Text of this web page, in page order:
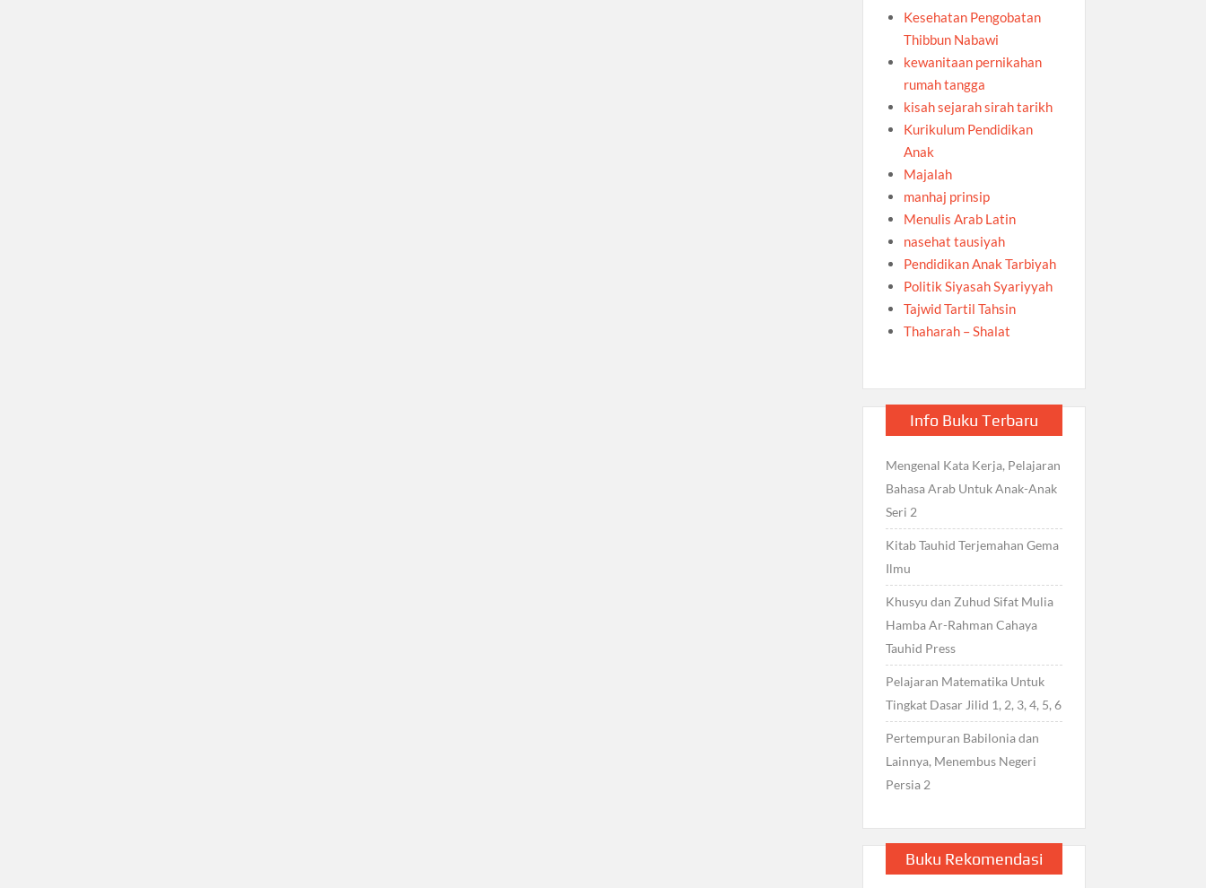
Kesehatan Pengobatan
Thibbun Nabawi
kewanitaan pernikahan
rumah tangga
kisah sejarah sirah tarikh
Kurikulum Pendidikan
Anak
Majalah
manhaj prinsip
Menulis Arab Latin
nasehat tausiyah
Pendidikan Anak Tarbiyah
Politik Siyasah Syariyyah
Tajwid Tartil Tahsin
Thaharah – Shalat
Info Buku Terbaru
Mengenal Kata Kerja, Pelajaran
Bahasa Arab Untuk Anak-Anak
Seri 2
Kitab Tauhid Terjemahan Gema
Ilmu
Khusyu dan Zuhud Sifat Mulia
Hamba Ar-Rahman Cahaya
Tauhid Press
Pelajaran Matematika Untuk
Tingkat Dasar Jilid 1, 2, 3, 4, 5, 6
Pertempuran Babilonia dan
Lainnya, Menembus Negeri
Persia 2
Buku Rekomendasi